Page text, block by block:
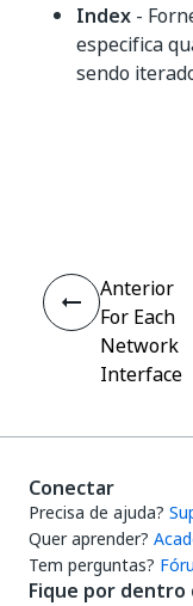
Index -
especifica
sendo
Anterior
For Each
Network
Interface
Conectar
Precisa de ajuda?
Quer aprender?
Tem perguntas?
Fique por dentro